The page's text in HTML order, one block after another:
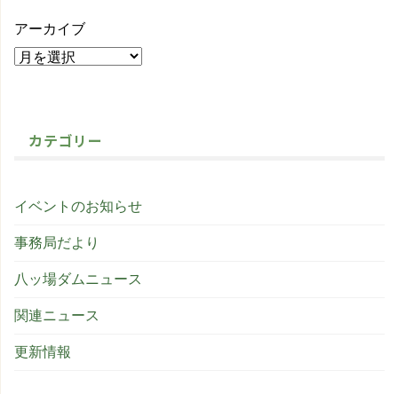
アーカイブ
カテゴリー
イベントのお知らせ
事務局だより
八ッ場ダムニュース
関連ニュース
更新情報